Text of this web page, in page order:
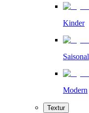
Kinder
Saisonal
Modern
Textur